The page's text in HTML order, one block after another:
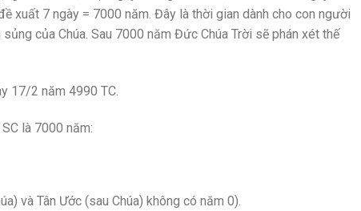
xuất 7 ngày = 7000 năm. Đây là thời gian dành cho con người
của Chúa. Sau 7000 năm Đức Chúa Trời sẽ phán xét thế
17/2 năm 4990 TC.
là 7000 năm:
và Tân Ước (sau Chúa) không có năm 0).